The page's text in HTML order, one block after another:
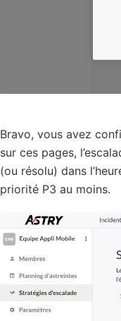
Bravo, vous avez
sur ces pages,
(ou résolu) dans
priorité P3 au moins.